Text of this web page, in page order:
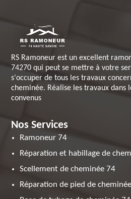
RS Ramoneur est un excellent
74270 qui peut se mettre à votre
s'occuper de tous les travaux
cheminée. Réalise les travaux dans
convenus
Nos Services
Ramoneur 74
Réparation et habillage de
Scellement de cheminée 74
Réparation de pied de